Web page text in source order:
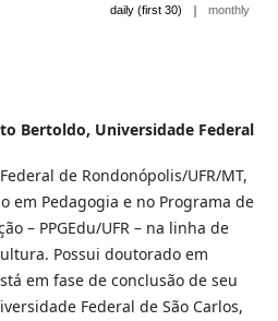
daily (first 30) | monthly
Bertoldo, Universidade Federal
de Rondonópolis/UFR/MT,
em Pedagogia e no Programa de
– PPGEdu/UFR – na linha de
Possui doutorado em
em fase de conclusão de seu
Federal de São Carlos,